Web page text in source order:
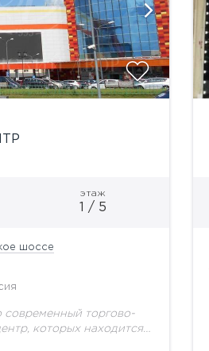
этаж
1 / 5
шоссе
торгово-
которых находится в